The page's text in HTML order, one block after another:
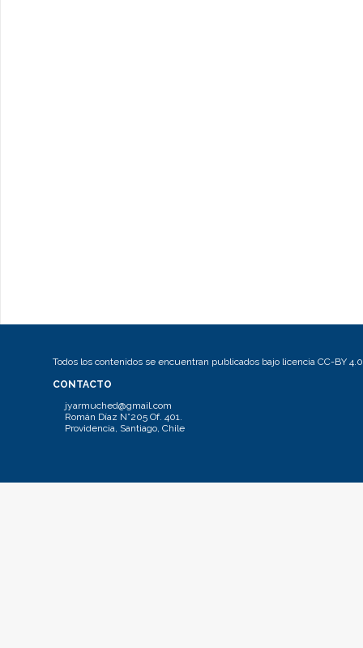
Todos los contenidos se encuentran publicados bajo licencia CC-BY 4.0
CONTACTO
jyarmuched@gmail.com
Román Díaz N°205 Of. 401.
Providencia, Santiago, Chile